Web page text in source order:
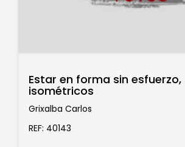
Estar en forma sin esfuerzo,
isométricos
Grixalba Carlos
REF: 40143